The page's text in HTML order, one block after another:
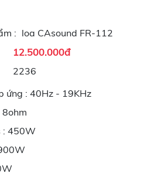
: loa CAsound FR-112
12.500.000đ
2236
ứng : 40Hz - 19KHz
8ohm
: 450W